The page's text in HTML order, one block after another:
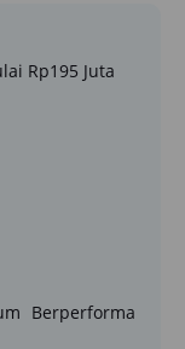
Rp195 Juta
Berperforma